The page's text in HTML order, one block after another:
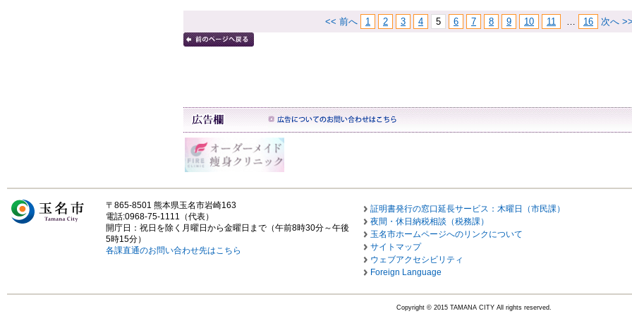
<< 前へ 1 2 3 4 5 6 7 8 9 10 11 16 次へ
〒865-8501 熊本県玉名市岩崎163
電話:0968-75-1111（代表）
開庁日：祝日を除く月曜日から金曜日まで（午前8時30分～午後
5時15分）
各課直通のお問い合わせ先はこちら
証明書発行の窓口延長サービス：木曜日（市民課）
夜間・休日納税相談（税務課）
玉名市ホームページへのリンクについて
サイトマップ
ウェブアクセシビリティ
Foreign Language
Copyright © 2015 TAMANA CITY All rights reserved.